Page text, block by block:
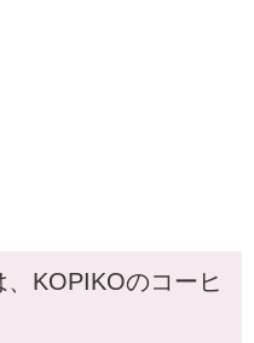
KOPIKOのコーヒ